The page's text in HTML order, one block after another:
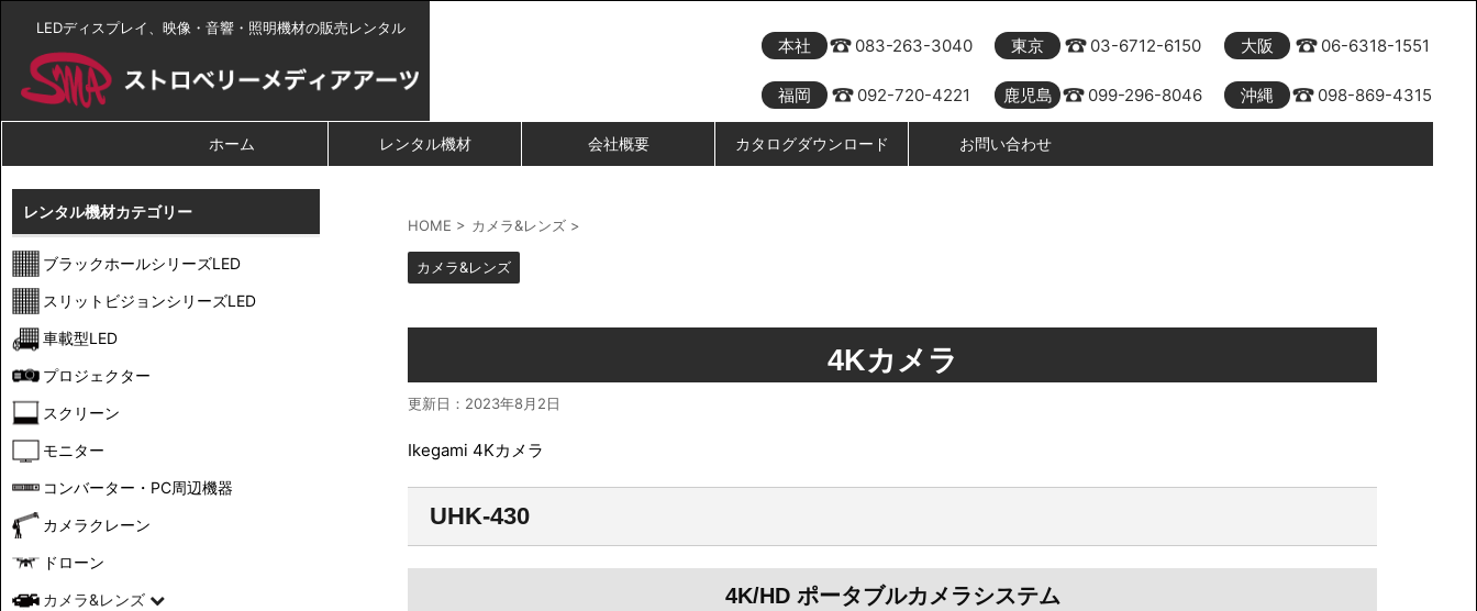
LEDディスプレイ、映像・音響・照明機材の販売レンタル
本社 083-263-3040 東京 03-6712-6150 大阪 06-6318-1551
福岡 092-720-4221 鹿児島 099-296-8046 沖縄 098-869-4315
ホーム レンタル機材 会社概要 カタログダウンロード お問い合わせ
HOME > カメラ&レンズ >
カメラ&レンズ
4Kカメラ
更新日： 2023年8月2日
Ikegami 4Kカメラ
UHK-430
4K/HD ポータブルカメラシステム
レンタル機材カテゴリー
ブラックホールシリーズLED
スリットビジョンシリーズLED
車載型LED
プロジェクター
スクリーン
モニター
コンバーター・PC周辺機器
カメラクレーン
ドローン
カメラ&レンズ